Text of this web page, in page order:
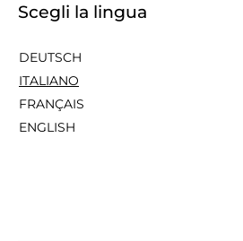
Scegli la lingua
DEUTSCH
ITALIANO
FRANÇAIS
ENGLISH